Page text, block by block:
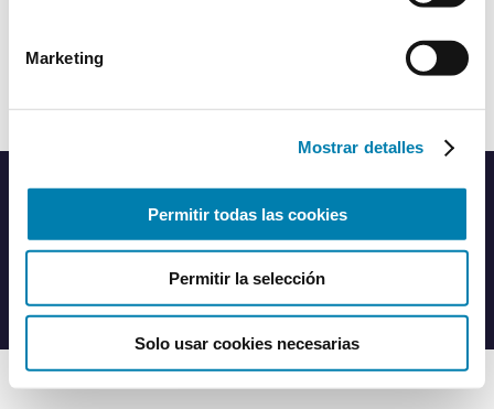
Marketing
Mostrar detalles
Permitir todas las cookies
Permitir la selección
Solo usar cookies necesarias
Acceder
Política de privacidad
Política de cookies|Privacidad|Aviso legal|
Proceso de selección
© CaixaBank TECH S.L.